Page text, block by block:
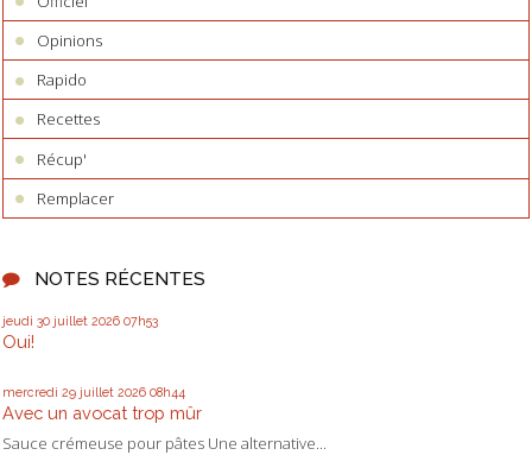
Opinions
Rapido
Recettes
Récup'
Remplacer
NOTES RÉCENTES
jeudi 30 juillet 2026 07h53
Oui!
mercredi 29 juillet 2026 08h44
Avec un avocat trop mûr
Sauce crémeuse pour pâtes Une alternative...